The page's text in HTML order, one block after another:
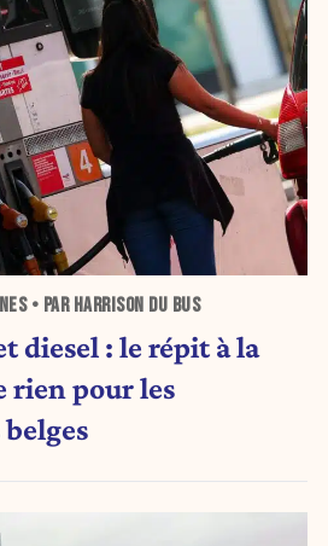
• PAR HARRISON DU BUS
diesel : le répit à la
rien pour les